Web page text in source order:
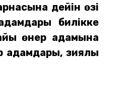
дейін өзі
билікке
өнер адамына
адамдары, зиялы